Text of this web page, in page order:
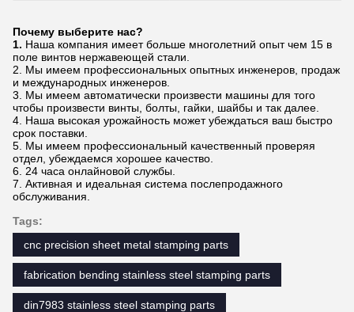
Почему выберите нас?
1. Наша компания имеет больше многолетний опыт чем 15 в
поле винтов нержавеющей стали.
2. Мы имеем профессиональных опытных инженеров, продаж
и международных инженеров.
3. Мы имеем автоматически произвести машины для того
чтобы произвести винты, болты, гайки, шайбы и так далее.
4. Наша высокая урожайность может убеждаться ваш быстро
срок поставки.
5. Мы имеем профессиональный качественный проверяя
отдел, убеждаемся хорошее качество.
6. 24 часа онлайновой службы.
7. Активная и идеальная система послепродажного
обслуживания.
Tags:
cnc precision sheet metal stamping parts
fabrication bending stainless steel stamping parts
din7983 stainless steel stamping parts